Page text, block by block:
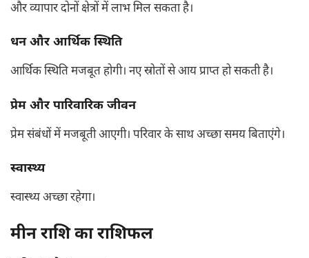
और व्यापार दोनों क्षेत्रों में लाभ मिल सकता है।
धन और आर्थिक स्थिति
आर्थिक स्थिति मजबूत होगी। नए स्रोतों से आय प्राप्त हो सकती है।
प्रेम और पारिवारिक जीवन
प्रेम संबंधों में मजबूती आएगी। परिवार के साथ अच्छा समय बिताएंगे।
स्वास्थ्य
स्वास्थ्य अच्छा रहेगा।
मीन राशि का राशिफल